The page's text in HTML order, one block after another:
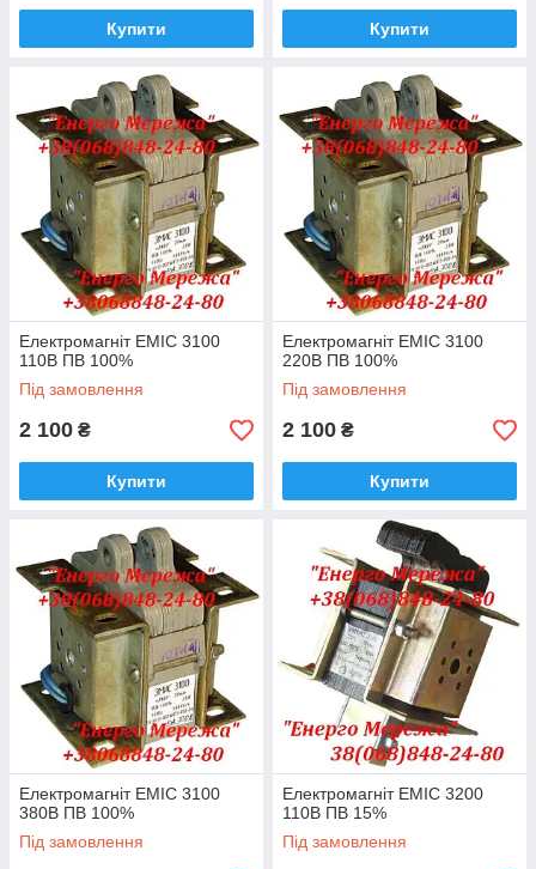
Купити Купити
Електромагніт ЕМІС 3100
110В ПВ 100%
Під замовлення
2 100 ₴
Купити
Електромагніт ЕМІС 3100
220В ПВ 100%
Під замовлення
2 100 ₴
Купити
Електромагніт ЕМІС 3100
380В ПВ 100%
Під замовлення
Електромагніт ЕМІС 3200
110В ПВ 15%
Під замовлення